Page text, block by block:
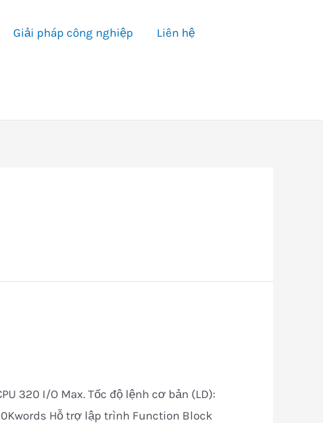
Giải pháp công nghiệp Liên hệ
320 I/O Max. Tốc độ lệnh cơ bản (LD):
Hỗ trợ lập trình Function Block